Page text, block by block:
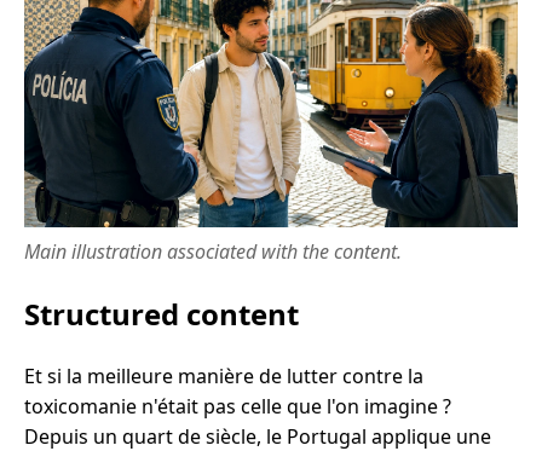
Main illustration associated with the content.
Structured content
Et si la meilleure manière de lutter contre la
toxicomanie n'était pas celle que l'on imagine ?
Depuis un quart de siècle, le Portugal applique une